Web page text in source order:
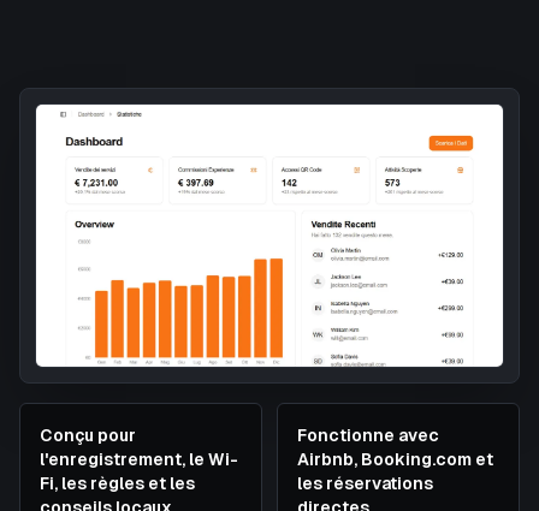
Conçu pour
l'enregistrement, le Wi-
Fi, les règles et les
Fonctionne avec
Airbnb, Booking.com et
les réservations